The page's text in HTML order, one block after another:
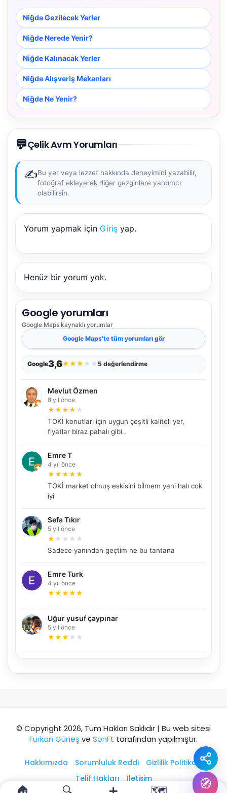
Niğde Gezilecek Yerler
Niğde Nerede Yenir?
Niğde Kalınacak Yerler
Niğde Alışveriş Mekanları
Niğde Ne Yenir?
💬Çelik Avm Yorumları
✍️Bu yer veya lezzet hakkında deneyimini yazabilir,
fotoğraf ekleyerek diğer gezginlere yardımcı
olabilirsin.
Yorum yapmak için Giriş yap.
Henüz bir yorum yok.
Google yorumları
Google Maps kaynaklı yorumlar
Google Maps’te tüm yorumları gör
Google3,6★★★ ★ ★ 5 değerlendirme
Mevlut Özmen
8 yıl önce
★★★★ ★
TOKİ konutları için uygun çeşitli kaliteli yer,
fiyatlar biraz pahalı gibi..
Emre T
4 yıl önce
★★★★★
TOKİ market olmuş eskisini bilmem yani halı cok
iyi
Sefa Tıkır
5 yıl önce
★ ★ ★ ★ ★
Sadece yanından geçtim ne bu tantana
Emre Turk
4 yıl önce
★★★★★
Uğur yusuf çaypınar
5 yıl önce
★★★ ★ ★
© Copyright 2026, Tüm Hakları Saklıdır | Bu web sitesi
Furkan Güneş ve SonFt tarafından yapılmıştır.
Hakkımızda Sorumluluk Reddi
Gizlilik Politikası
Telif Hakları
İletişim 🧭
AI kullanmadan, sitedeki gerçek yerlerle akıllı rota
önerir.
Şehir / ilçe
🧭 Rehber
🏛️ Tarihi
🚶 Yürüyüş
Akıllı rota öner